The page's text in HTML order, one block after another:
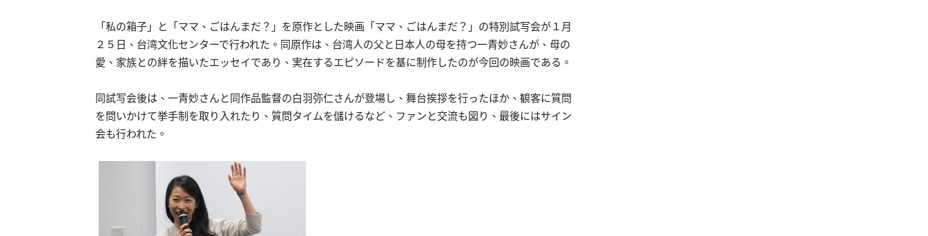
「私の箱子」と「ママ、ごはんまだ？」を原作とした映画「ママ、ごはんまだ？」の特別試写会が１月
２５日、台湾文化センターで行われた。同原作は、台湾人の父と日本人の母を持つ一青妙さんが、母の
愛、家族との絆を描いたエッセイであり、実在するエピソードを基に制作したのが今回の映画である。
同試写会後は、一青妙さんと同作品監督の白羽弥仁さんが登場し、舞台挨拶を行ったほか、観客に質問
を問いかけて挙手制を取り入れたり、質問タイムを儲けるなど、ファンと交流も図り、最後にはサイン
会も行われた。